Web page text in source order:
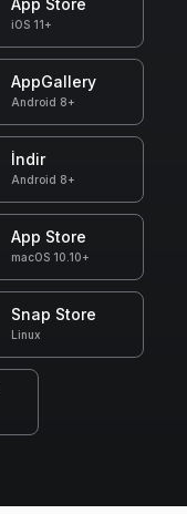
iOS 11+
AppGallery
Android 8+
İndir
Android 8+
App Store
macOS 10.10+
Snap Store
Linux